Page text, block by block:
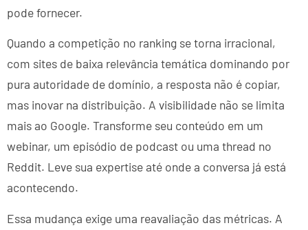
pode fornecer.
Quando a competição no ranking se torna irracional,
com sites de baixa relevância temática dominando por
pura autoridade de domínio, a resposta não é copiar,
mas inovar na distribuição. A visibilidade não se limita
mais ao Google. Transforme seu conteúdo em um
webinar, um episódio de podcast ou uma thread no
Reddit. Leve sua expertise até onde a conversa já está
acontecendo.
Essa mudança exige uma reavaliação das métricas. A